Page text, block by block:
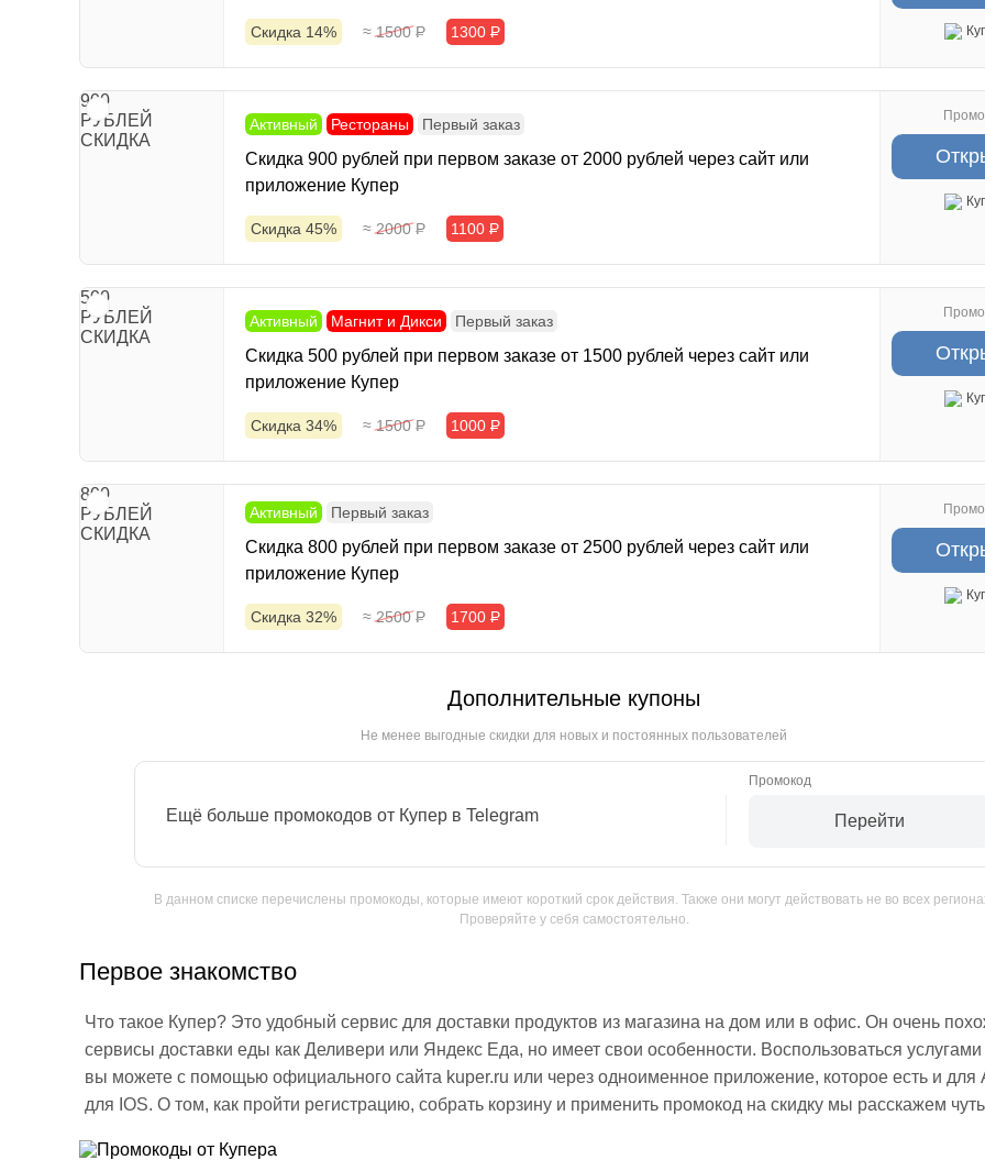
Скидка 14% ≈ 1500Р 1300 Р
900
РУБЛЕЙ
СКИДКА
Активный Рестораны Первый заказ
Скидка 900 рублей при первом заказе от 2000 рублей через сайт или
приложение Купер
Скидка 45% ≈ 2000Р 1100 Р
500
РУБЛЕЙ
СКИДКА
Активный Магнит и Дикси Первый заказ
Скидка 500 рублей при первом заказе от 1500 рублей через сайт или
приложение Купер
Скидка 34% ≈ 1500Р 1000 Р
800
РУБЛЕЙ
СКИДКА
Активный Первый заказ
Скидка 800 рублей при первом заказе от 2500 рублей через сайт или
приложение Купер
Скидка 32% ≈ 2500Р 1700 Р
Дополнительные купоны
Не менее выгодные скидки для новых и постоянных пользователей
Ещё больше промокодов от Купер в Telegram Перейти
В данном списке перечислены промокоды, которые имеют короткий срок действия. Также они могут действовать не во всех
Проверяйте у себя самостоятельно.
Первое знакомство
Что такое Купер? Это удобный сервис для доставки продуктов из магазина на дом или в офис. Он очень
сервисы доставки еды как Деливери или Яндекс Еда, но имеет свои особенности. Воспользоваться
вы можете с помощью официального сайта kuper.ru или через одноименное приложение, которое есть и для
для IOS. О том, как пройти регистрацию, собрать корзину и применить промокод на скидку мы расскажем